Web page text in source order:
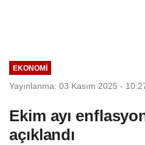
EKONOMI
Yayınlanma: 03 Kasım 2025 -
Ekim ayı
açıklandı